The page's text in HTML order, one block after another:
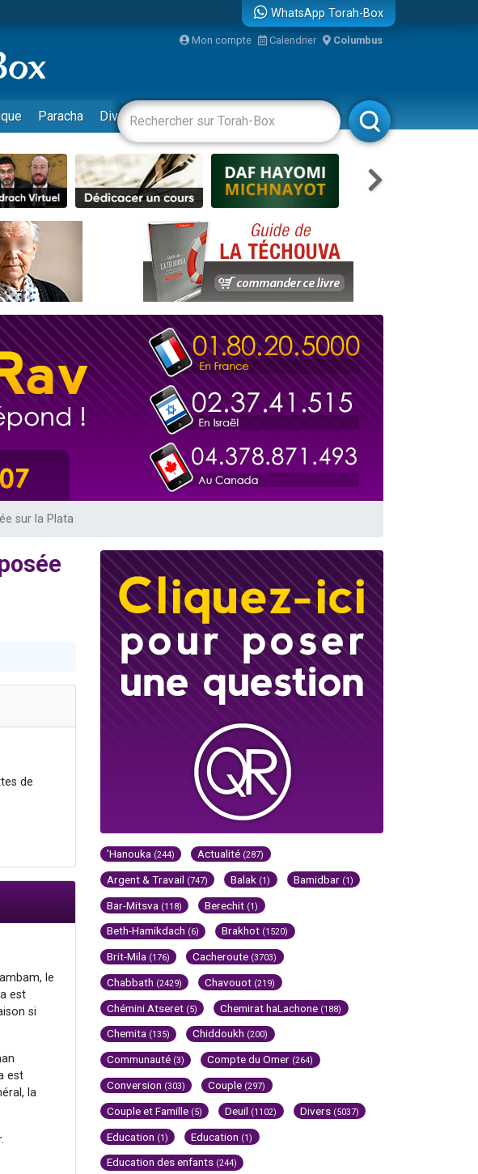
victime de violences...
Pour les Enfants
Orphelins
WhatsApp Torah-Box
Mon compte Calendrier Columbus
Paracha Divertissements Livres Rabbanim
sur la Plata
de
le
est
si
est
la
'Hanouka (244) Actualité (287)
Argent & Travail (747) Balak (1) Bamidbar (1)
Bar-Mitsva (118) Berechit (1)
Beth-Hamikdach (6) Brakhot (1520)
Brit-Mila (176) Cacheroute (3703)
Chabbath (2429) Chavouot (219)
Chémini Atseret (5) Chemirat haLachone (188)
Chemita (135) Chiddoukh (200)
Communauté (3) Compte du Omer (264)
Conversion (303) Couple (297)
Couple et Famille (5) Deuil (1102) Divers (5037)
Education (1) Education (1)
Education des enfants (244)